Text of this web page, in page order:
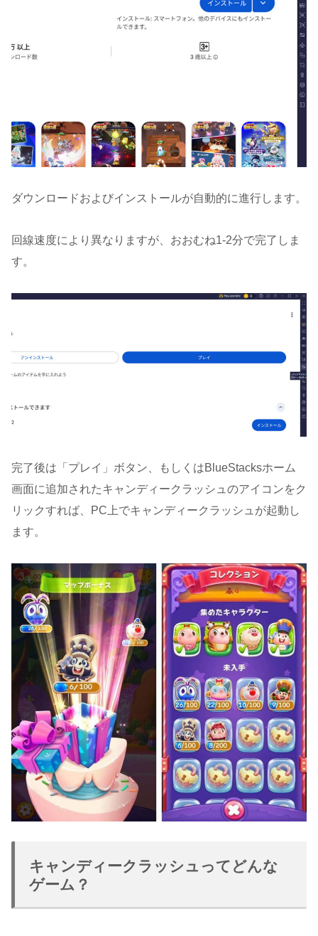
ダウンロードおよびインストールが自動的に進行します。
回線速度により異なりますが、おおむね1-2分で完了しま
す。
完了後は「プレイ」ボタン、もしくはBlueStacksホーム
画面に追加されたキャンディークラッシュのアイコンをク
リックすれば、PC上でキャンディークラッシュが起動し
ます。
キャンディークラッシュってどんな
ゲーム？